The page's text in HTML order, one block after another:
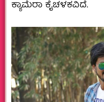
ಕ್ಯಾಮೆರಾ ಕೈಚಳಕವಿದೆ.